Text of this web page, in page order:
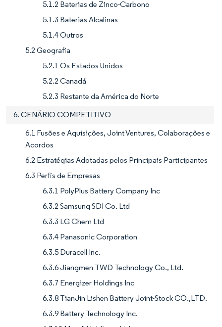
5.1.2 Baterias de Zinco-Carbono
5.1.3 Baterias Alcalinas
5.1.4 Outros
5.2 Geografia
5.2.1 Os Estados Unidos
5.2.2 Canadá
5.2.3 Restante da América do Norte
6. CENÁRIO COMPETITIVO
6.1 Fusões e Aquisições, Joint Ventures, Colaborações e
Acordos
6.2 Estratégias Adotadas pelos Principais Participantes
6.3 Perfis de Empresas
6.3.1 PolyPlus Battery Company Inc
6.3.2 Samsung SDI Co. Ltd
6.3.3 LG Chem Ltd
6.3.4 Panasonic Corporation
6.3.5 Duracell Inc.
6.3.6 Jiangmen TWD Technology Co., Ltd.
6.3.7 Energizer Holdings Inc
6.3.8 TianJin Lishen Battery Joint-Stock CO.,LTD.
6.3.9 Battery Technology Inc.